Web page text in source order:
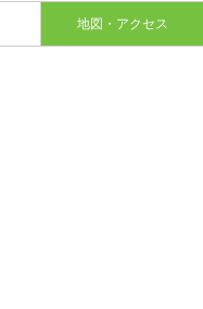
地図・アクセス